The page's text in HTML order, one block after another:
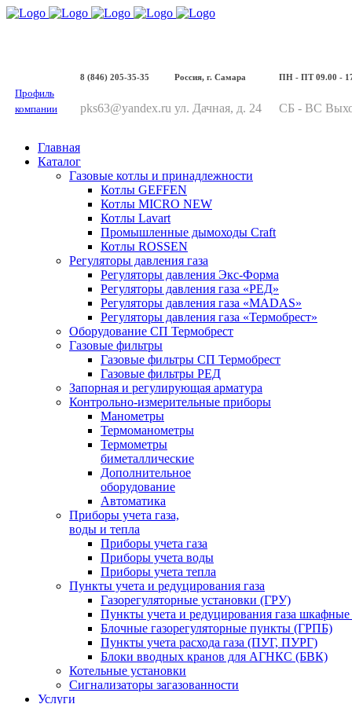
Профиль
компании
8 (846) 205-35-35
pks63@yandex.ru
Россия, г. Самара
ул. Дачная, д. 24
ПН - ПТ 09.00 -
СБ - ВС
Главная
Каталог
Газовые котлы и принадлежности
Котлы GEFFEN
Котлы MICRO NEW
Котлы Lavart
Промышленные дымоходы Craft
Котлы ROSSEN
Регуляторы давления газа
Регуляторы давления Экс-Форма
Регуляторы давления газа «РЕД»
Регуляторы давления газа «MADAS»
Регуляторы давления газа «Термобрест»
Оборудование СП Термобрест
Газовые фильтры
Газовые фильтры СП Термобрест
Газовые фильтры РЕД
Запорная и регулирующая арматура
Контрольно-измерительные приборы
Манометры
Термоманометры
Термометры
биметаллические
Дополнительное
оборудование
Автоматика
Приборы учета газа,
воды и тепла
Приборы учета газа
Приборы учета воды
Приборы учета тепла
Пункты учета и редуцирования газа
Газорегуляторные установки (ГРУ)
Пункты учета и редуцирования газа
Блочные газорегуляторные пункты (ГРПБ)
Пункты учета расхода газа (ПУГ, ПУРГ)
Блоки вводных кранов для АГНКС (БВК)
Котельные установки
Сигнализаторы загазованности
Услуги